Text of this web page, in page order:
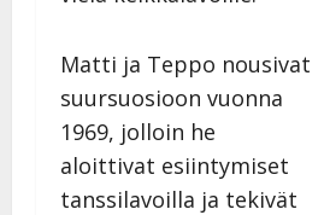
Matti ja Teppo nousivat
suursuosioon vuonna
1969, jolloin he
aloittivat esiintymiset
tanssilavoilla ja tekivät